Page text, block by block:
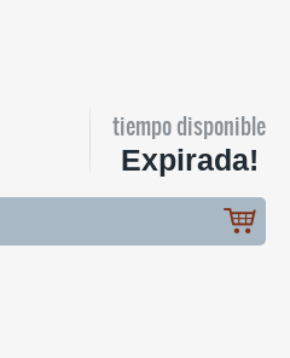
tiempo disponible
Expirada!